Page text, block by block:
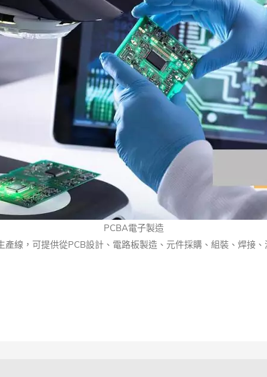
PCBA電子製造
產線，可提供從PCB設計、電路板製造、元件採購、組裝、焊接